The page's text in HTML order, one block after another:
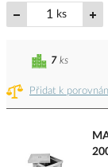
ks
Přidat k
7 ks